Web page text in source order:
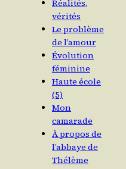
Réalités,
vérités
Le problème
de l’amour
Évolution
féminine
Haute école
(5)
Mon
camarade
À propos de
l’abbaye de
Thélème